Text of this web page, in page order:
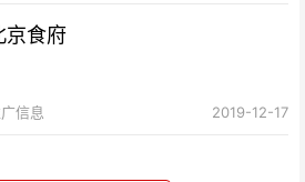
京食府
信息 2019-12-17